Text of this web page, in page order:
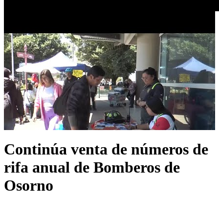
Continúa venta de números de
rifa anual de Bomberos de
Osorno